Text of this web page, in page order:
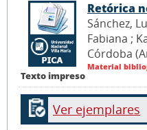
Texto impreso
Retórica
Sánchez,
Fabiana ;
Córdoba
Material
Ver ejemplares